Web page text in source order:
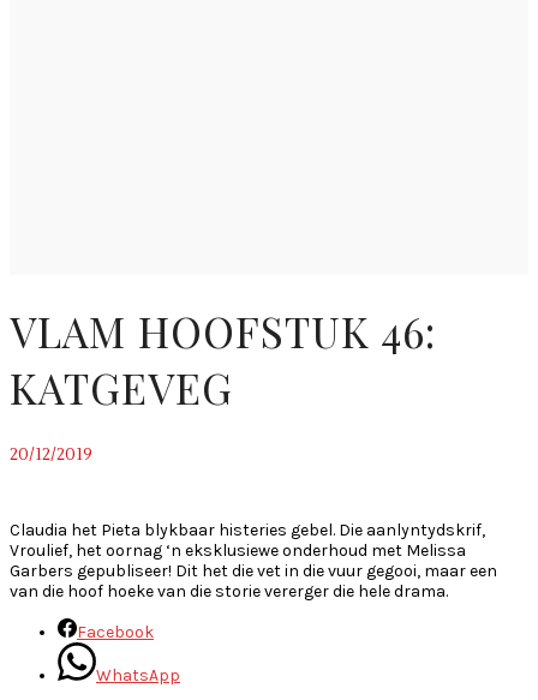
VLAM HOOFSTUK 46:
KATGEVEG
20/12/2019
Claudia het Pieta blykbaar histeries gebel. Die aanlyntydskrif,
Vroulief, het oornag ‘n eksklusiewe onderhoud met Melissa
Garbers gepubliseer! Dit het die vet in die vuur gegooi, maar een
van die hoof hoeke van die storie vererger die hele drama.
Facebook
WhatsApp